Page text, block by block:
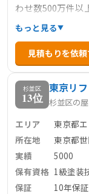
わせ数500万件以
で、緊急の雨漏
明確で、下地処
ど、部分修理か
す。見積もり後
点も特徴です。
もっと見る
見積もりを依
杉並区
13位
東京リ
杉並区の
エリア
東京都
所在地
東京都
実績
5000
保有資格 1級塗装
保証
10年保証